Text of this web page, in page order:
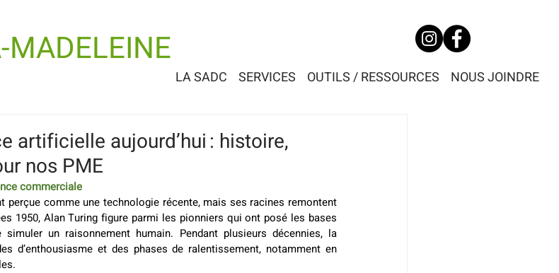
MADELEINE
LA SADC SERVICES OUTILS / RESSOURCES NOUS JOINDRE
artificielle aujourd’hui : histoire,
nos PME
commerciale
perçue comme une technologie récente, mais ses racines remontent
1950, Alan Turing figure parmi les pionniers qui ont posé les bases
un raisonnement humain. Pendant plusieurs décennies, la
d’enthousiasme et des phases de ralentissement, notamment en